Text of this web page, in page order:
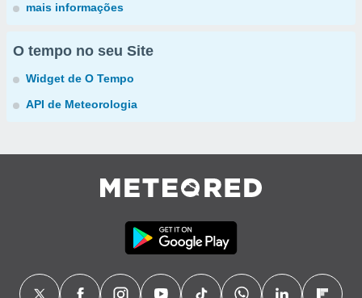
mais informações
O tempo no seu Site
Widget de O Tempo
API de Meteorologia